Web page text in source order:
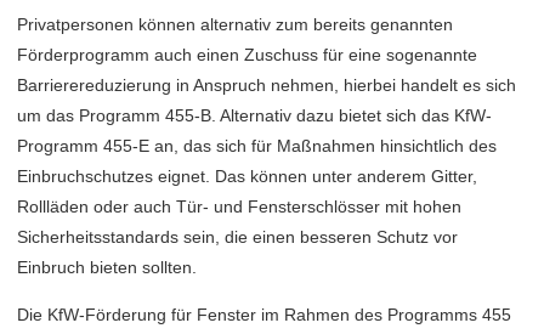
Privatpersonen können alternativ zum bereits genannten
Förderprogramm auch einen Zuschuss für eine sogenannte
Barrierereduzierung in Anspruch nehmen, hierbei handelt es sich
um das Programm 455-B. Alternativ dazu bietet sich das KfW-
Programm 455-E an, das sich für Maßnahmen hinsichtlich des
Einbruchschutzes eignet. Das können unter anderem Gitter,
Rollläden oder auch Tür- und Fensterschlösser mit hohen
Sicherheitsstandards sein, die einen besseren Schutz vor
Einbruch bieten sollten.
Die KfW-Förderung für Fenster im Rahmen des Programms 455